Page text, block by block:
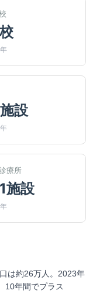
設
療所
施設
は約26万人。2023年
10年間でプラス